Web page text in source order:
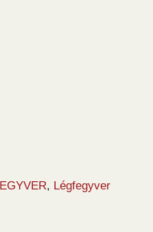
, Légfegyver